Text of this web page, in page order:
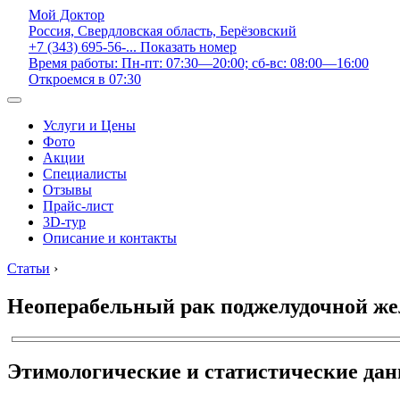
Мой Доктор
Россия, Свердловская область, Берёзовский
+7 (343) 695-56-... Показать номер
Время работы: Пн-пт: 07:30—20:00; сб-вс: 08:00—16:00
Откроемся в 07:30
Услуги и Цены
Фото
Акции
Специалисты
Отзывы
Прайс-лист
3D-тур
Описание и контакты
Статьи ›
Неоперабельный рак поджелудочной
Этимологические и статистические